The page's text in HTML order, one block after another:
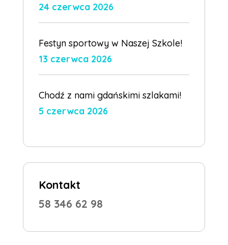
24 czerwca 2026
Festyn sportowy w Naszej Szkole!
13 czerwca 2026
Chodź z nami gdańskimi szlakami!
5 czerwca 2026
Kontakt
58 346 62 98